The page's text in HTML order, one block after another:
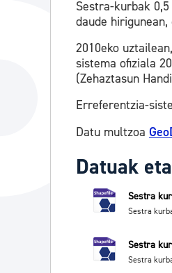
Sestra-kurbak
daude
2010eko
sistema ofiziala
(Zehaztasun
Erreferentzia-
Datu multzoa
Datuak
Sestra
Sestra
Sestra
Sestra